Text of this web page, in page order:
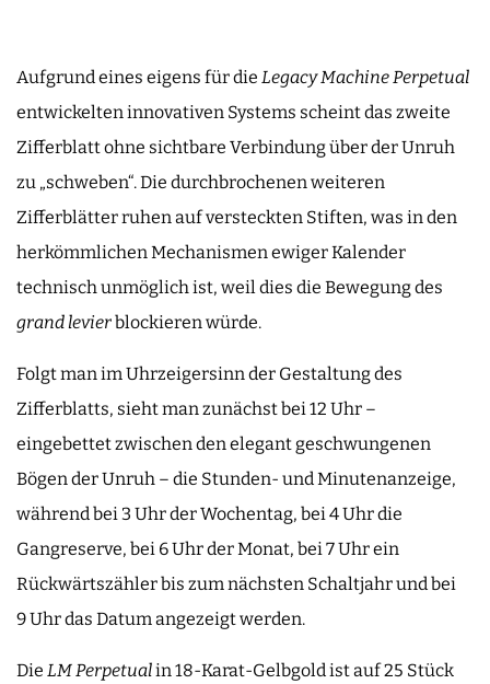
Aufgrund eines eigens für die Legacy Machine Perpetual
entwickelten innovativen Systems scheint das zweite
Zifferblatt ohne sichtbare Verbindung über der Unruh
zu „schweben“. Die durchbrochenen weiteren
Zifferblätter ruhen auf versteckten Stiften, was in den
herkömmlichen Mechanismen ewiger Kalender
technisch unmöglich ist, weil dies die Bewegung des
grand levierblockieren würde.
Folgt man im Uhrzeigersinn der Gestaltung des
Zifferblatts, sieht man zunächst bei 12 Uhr –
eingebettet zwischen den elegant geschwungenen
Bögen der Unruh – die Stunden- und Minutenanzeige,
während bei 3 Uhr der Wochentag, bei 4 Uhr die
Gangreserve, bei 6 Uhr der Monat, bei 7 Uhr ein
Rückwärtszähler bis zum nächsten Schaltjahr und bei
9 Uhr das Datum angezeigt werden.
Die LM Perpetualin 18-Karat-Gelbgold ist auf 25 Stück